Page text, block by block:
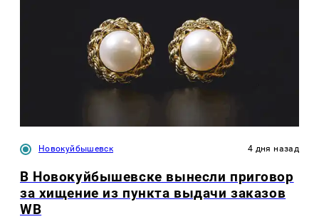
Новокуйбышевск 4 дня назад
В Новокуйбышевске вынесли приговор
за хищение из пункта выдачи заказов
WB